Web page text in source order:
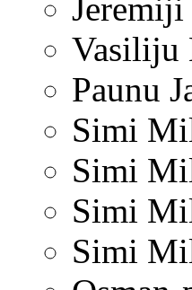
Vasiliju
Paunu
Simi
Simi
Simi
Simi